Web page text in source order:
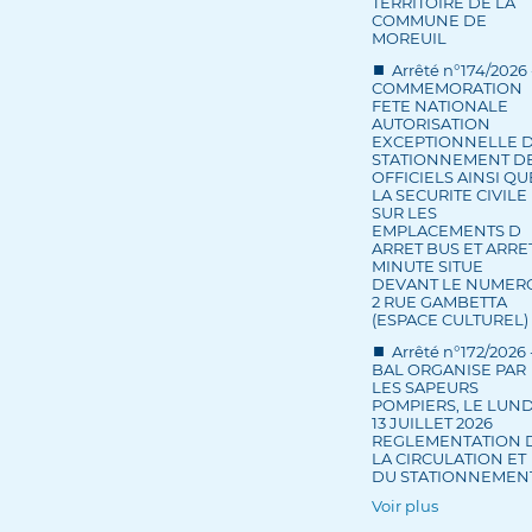
COMMUNE DE
MOREUIL
Arrêté n°174/2026
COMMEMORATION
FETE NATIONALE
AUTORISATION
EXCEPTIONNELLE
STATIONNEMENT
OFFICIELS AINSI
LA SECURITE CIVILE
SUR LES
EMPLACEMENTS D
ARRET BUS ET
MINUTE SITUE
DEVANT LE
2 RUE GAMBETTA
(ESPACE CULTUREL)
Arrêté n°172/2026
BAL ORGANISE PAR
LES SAPEURS
POMPIERS, LE
13 JUILLET 2026
REGLEMENTATION
LA CIRCULATION ET
DU
Voir plus